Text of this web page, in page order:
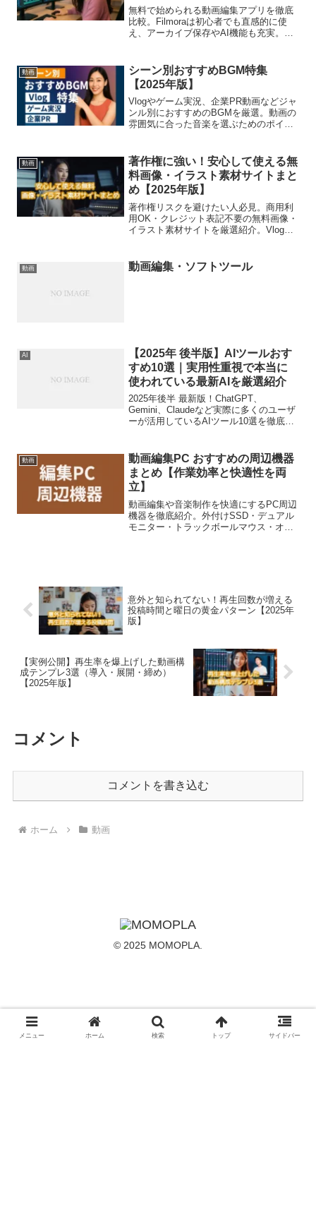
無料で始められる動画編集アプリを徹底
比較。Filmoraは初心者でも直感的に使
え、アーカイブ保存やAI機能も充実。買
動画
シーン別おすすめBGM特集
【2025年版】
Vlogやゲーム実況、企業PR動画などジャ
ンル別におすすめのBGMを厳選。動画の
雰囲気に合った音楽を選ぶためのポイン
動画
著作権に強い！安心して使える無
料画像・イラスト素材サイトまと
め【2025年版】
著作権リスクを避けたい人必見。商用利
用OK・クレジット表記不要の無料画像・
イラスト素材サイトを厳選紹介。Vlogや
動画 動画編集・ソフトツール
AI
【2025年 後半版】AIツールおす
すめ10選｜実用性重視で本当に
使われている最新AIを厳選紹介
2025年後半 最新版！ChatGPT、
Gemini、Claudeなど実際に多くのユーザ
ーが活用しているAIツール10選を徹底比
ビスを紹介します。
動画
動画編集PC おすすめの周辺機器
まとめ【作業効率と快適性を両
立】
動画編集や音楽制作を快適にするPC周辺
機器を徹底紹介。外付けSSD・デュアル
モニター・トラックボールマウス・オー
意外と知られてない！再生回数が増える
投稿時間と曜日の黄金パターン【2025年
版】
【実例公開】再生率を爆上げした動画構
成テンプレ3選（導入・展開・締め）
【2025年版】
コメント
コメントを書き込む
ホーム 動画
© 2025 MOMOPLA.
メニュー ホーム 検索 トップ サイドバー